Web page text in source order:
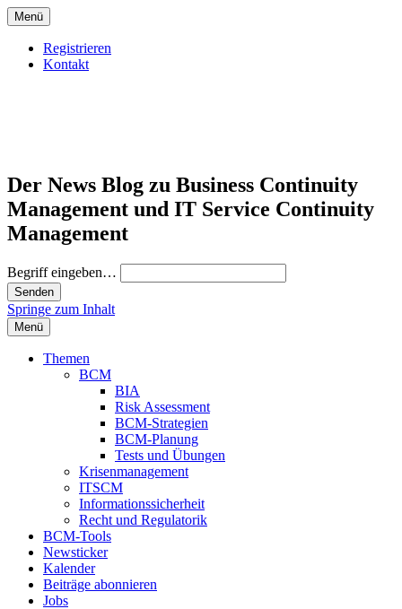
Menü
Registrieren
Kontakt
Der News Blog zu Business Continuity
Management und IT Service Continuity
Management
Begriff eingeben…
Springe zum Inhalt
Menü
Themen
BCM
BIA
Risk Assessment
BCM-Strategien
BCM-Planung
Tests und Übungen
Krisenmanagement
ITSCM
Informationssicherheit
Recht und Regulatorik
BCM-Tools
Newsticker
Kalender
Beiträge abonnieren
Jobs